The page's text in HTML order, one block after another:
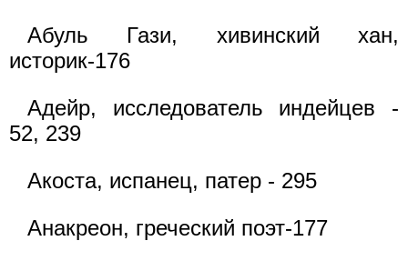
Абуль Гази, хивинский хан,
историк-176
Адейр, исследователь индейцев -
52, 239
Акоста, испанец, патер - 295
Анакреон, греческий поэт-177